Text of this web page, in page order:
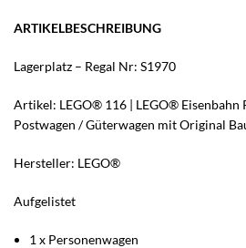
ARTIKELBESCHREIBUNG
Lagerplatz – Regal Nr: S1970
Artikel: LEGO® 116 | LEGO® Eisenbahn
Postwagen / Güterwagen mit Original
Hersteller: LEGO®
Aufgelistet
1 x Personenwagen